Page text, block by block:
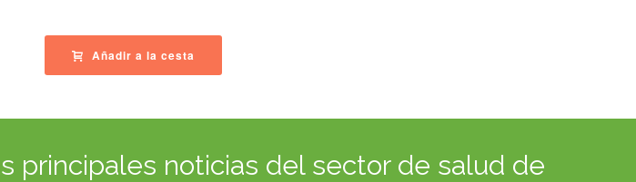
Añadir a la cesta
principales noticias del sector de salud de